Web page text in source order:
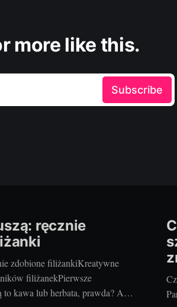
more like this.
Subscribe
ręcznie
zdobione filiżankiKreatywne
filiżanekPierwsze
kawa lub herbata, prawda? Ale